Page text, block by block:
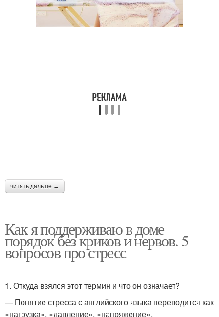
читать дальше →
Как я поддерживаю в доме
порядок без криков и нервов. 5
вопросов про стресс
1. Откуда взялся этот термин и что он означает?
— Понятие стресса с английского языка переводится как
«нагрузка», «давление», «напряжение».